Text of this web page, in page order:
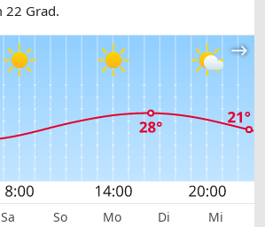
22 Grad.
Sa So Mo Di Mi